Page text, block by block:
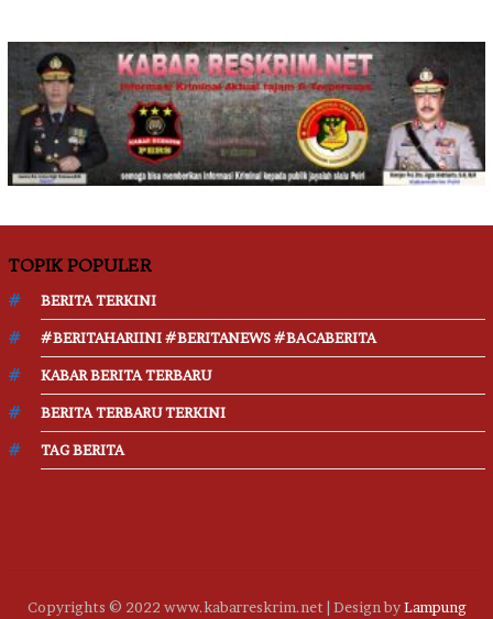
TOPIK POPULER
BERITA TERKINI
#BERITAHARIINI #BERITANEWS #BACABERITA
KABAR BERITA TERBARU
BERITA TERBARU TERKINI
TAG BERITA
Copyrights © 2022 www.kabarreskrim.net | Design byLampung